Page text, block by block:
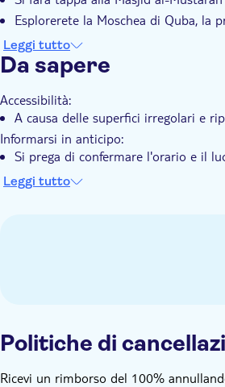
Esplorerete la Moschea di Quba, la
Si visiteranno le Sette Moschee
Leggi tutto
Da sapere
Accessibilità:
A causa delle superfici irregolari e
Informarsi in anticipo:
Si prega di confermare l'orario e il
voucher dopo la prenotazione.
Un documento d'identità valido o
Leggi tutto
Politiche di
Ricevi un rimborso del 100%